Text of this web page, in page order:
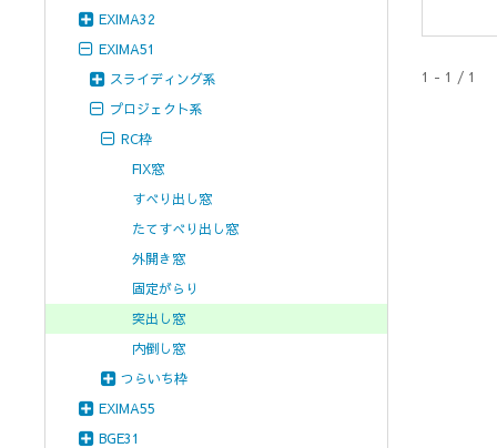
EXIMA32
EXIMA51
スライディング系
プロジェクト系
RC枠
FIX窓
すべり出し窓
たてすべり出し窓
外開き窓
固定がらり
突出し窓
内倒し窓
つらいち枠
EXIMA55
BGE31
1 - 1 / 1